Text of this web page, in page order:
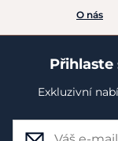
O nás
Přihlaste
Exkluzivní